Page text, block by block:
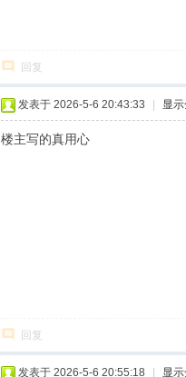
回复
发表于 2026-5-6 20:43:33 显
楼主写的真用心
回复
发表于 2026-5-6 20:55:18 显